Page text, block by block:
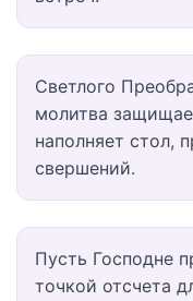
Светлого
молитва
наполняет стол,
свершений.
Пусть Господне
точкой отсчета